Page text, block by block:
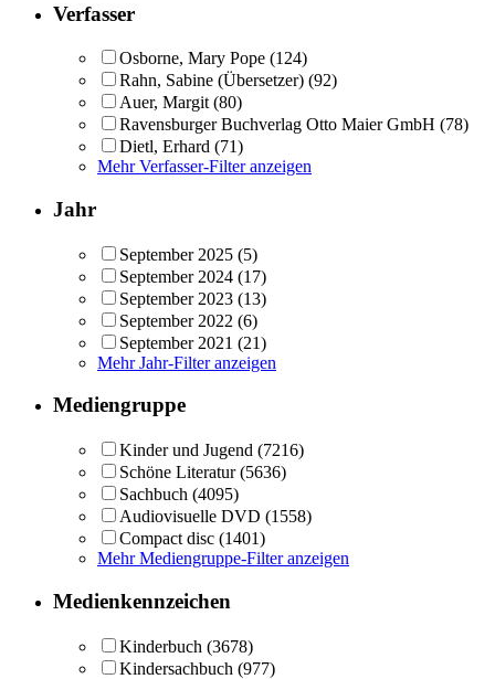
Verfasser
Osborne, Mary Pope (124)
Rahn, Sabine (Übersetzer) (92)
Auer, Margit (80)
Ravensburger Buchverlag Otto Maier GmbH (78)
Dietl, Erhard (71)
Mehr Verfasser-Filter anzeigen
Jahr
September 2025 (5)
September 2024 (17)
September 2023 (13)
September 2022 (6)
September 2021 (21)
Mehr Jahr-Filter anzeigen
Mediengruppe
Kinder und Jugend (7216)
Schöne Literatur (5636)
Sachbuch (4095)
Audiovisuelle DVD (1558)
Compact disc (1401)
Mehr Mediengruppe-Filter anzeigen
Medienkennzeichen
Kinderbuch (3678)
Kindersachbuch (977)